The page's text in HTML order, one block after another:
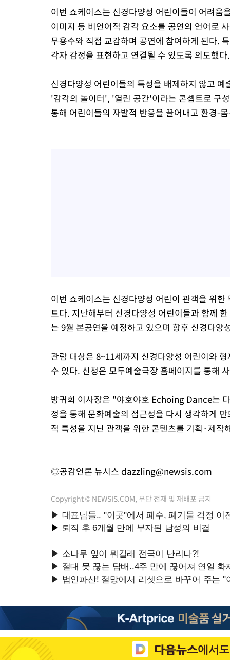
이번 쇼케이스는 신경다양성 어린이들이 어려움
이미지 등 비언어적 감각 요소를 공연의 언어로
무용수와 직접 교감하며 공연에 참여하게 된다.
각자 감정을 표현하고 연결될 수 있도록 의도했다.
신경다양성 어린이들의 특성을 배제하지 않고
'감각의 놀이터', '열린 공간'이라는 콘셉트로 구
통해 어린이들의 자발적 반응을 끌어내고 환경-
이번 쇼케이스는 신경다양성 어린이 관객을 위
트다. 지난해부터 신경다양성 어린이들과 함께
는 9월 본공연을 예정하고 있으며 향후 신경다
관람 대상은 8~11세까지 신경다양성 어린이와
수 있다. 신청은 모두예술극장 홈페이지를 통해
방귀희 이사장은 "야호야호 Echoing Dance는
정을 통해 문화예술의 접근성을 다시 생각하게
적 특성을 지닌 관객을 위한 콘텐츠를 기획·제
◎공감언론 뉴시스 dazzling@newsis.com
Copyright © NEWSIS.COM, 무단 전재 및 재배포 금지